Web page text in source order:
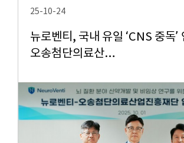
25-10-24
뉴로벤티, 국내 유일 ‘CNS 중독’
오송첨단의료산…